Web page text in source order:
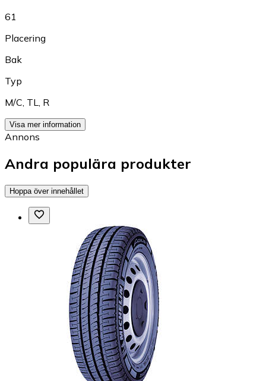
61
Placering
Bak
Typ
M/C, TL, R
Visa mer information
Annons
Andra populära produkter
Hoppa över innehållet